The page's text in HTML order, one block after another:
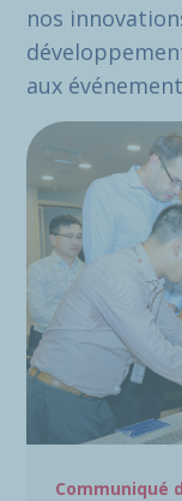
nos
aux
Communiqué